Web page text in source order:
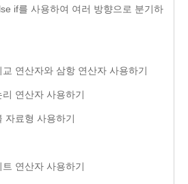
if를 사용하여 여러 방향으로 분기하
연산자와 삼항 연산자 사용하기
연산자 사용하기
자료형 사용하기
연산자 사용하기